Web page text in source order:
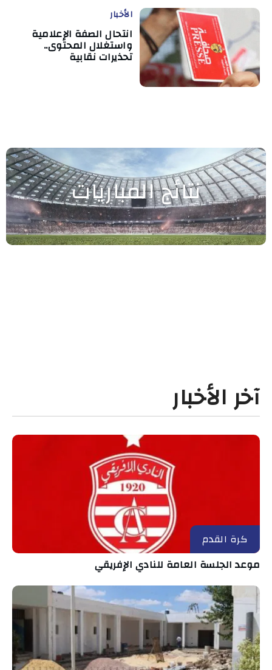
الأخبار
انتحال الصفة الإعلامية
واستغلال المحتوى..
تحذيرات نقابية
نتائج المباريات
آخر الأخبار
كرة القدم
موعد الجلسة العامة للنادي الإفريقي